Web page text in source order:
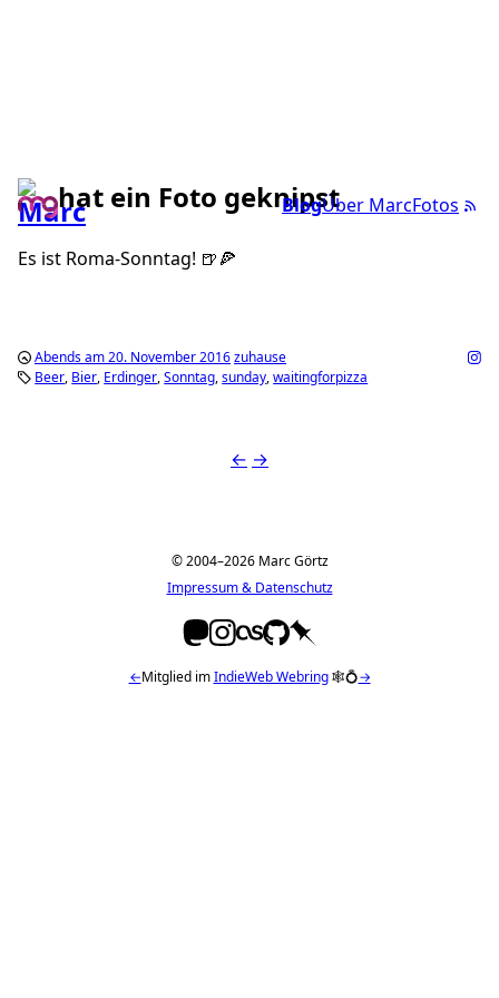
BlogÜber MarcFotos
hat ein Foto geknipst
Es ist Roma-Sonntag! 🍺🍕
Abends am 20. November 2016zuhause
Beer Bier Erdinger Sonntag sunday waitingforpizza
← →
© 2004–2026 Marc Görtz
Impressum & Datenschutz
←Mitglied imIndieWeb Webring🕸💍→